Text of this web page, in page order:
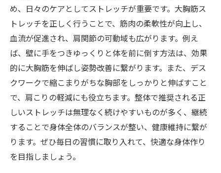
め、日々のケアとしてストレッチが重要です。大胸筋ス
トレッチを正しく行うことで、筋肉の柔軟性が向上し、
血流が促進され、肩関節の可動域も広がります。例え
ば、壁に手をつきゆっくりと体を前に倒す方法は、効果
的に大胸筋を伸ばし姿勢改善に繋がります。また、デス
クワークで縮こまりがちな胸部をしっかりと伸ばすこと
で、肩こりの軽減にも役立ちます。整体で推奨される正
しいストレッチは無理なく続けやすいものが多く、継続
することで身体全体のバランスが整い、健康維持に繋が
ります。ぜひ毎日の習慣に取り入れて、快適な身体作り
を目指しましょう。